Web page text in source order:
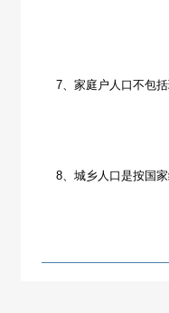
7、家庭户人口不包括
8、城乡人口是按国家